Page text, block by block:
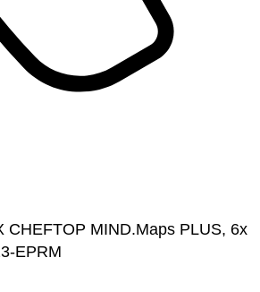
CHEFTOP MIND.Maps PLUS, 6x
EPRM